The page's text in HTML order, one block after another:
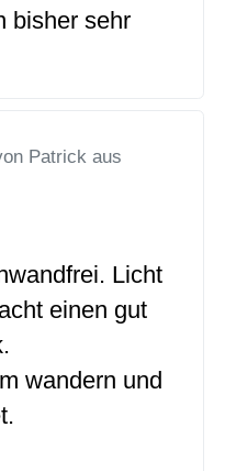
bisher sehr
Patrick aus
Licht
einen gut
wandern und